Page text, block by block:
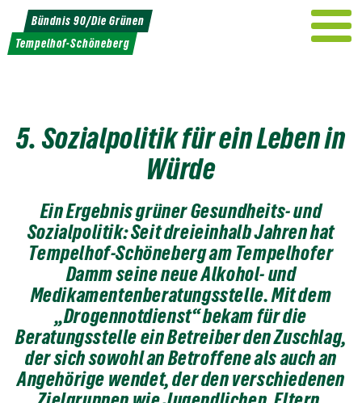
Weiter
zum
Inhalt
Bündnis 90/Die Grünen
Tempelhof-Schöneberg
5. Sozialpolitik für ein Leben in
Würde
Ein Ergebnis grüner Gesundheits- und
Sozialpolitik: Seit dreieinhalb Jahren hat
Tempelhof-Schöneberg am Tempelhofer
Damm seine neue Alkohol- und
Medikamentenberatungsstelle. Mit dem
„Drogennotdienst“ bekam für die
Beratungsstelle ein Betreiber den Zuschlag,
der sich sowohl an Betroffene als auch an
Angehörige wendet, der den verschiedenen